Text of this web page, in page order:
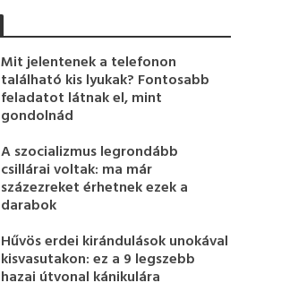
Mit jelentenek a telefonon
található kis lyukak? Fontosabb
feladatot látnak el, mint
gondolnád
A szocializmus legrondább
csillárai voltak: ma már
százezreket érhetnek ezek a
darabok
Hűvös erdei kirándulások unokával
kisvasutakon: ez a 9 legszebb
hazai útvonal kánikulára